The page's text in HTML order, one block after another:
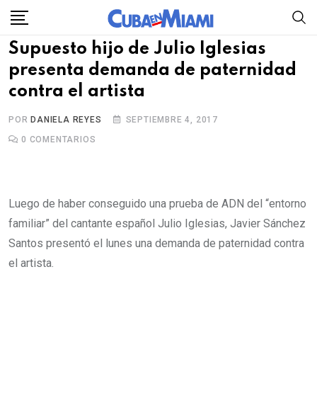
Skip
content
Supuesto hijo de Julio Iglesias
presenta demanda de paternidad
contra el artista
POR DANIELA REYES
SEPTIEMBRE 4, 2017
0 COMENTARIOS
Luego de haber conseguido una prueba de ADN del “entorno
familiar” del cantante español Julio Iglesias, Javier Sánchez
Santos presentó el lunes una demanda de paternidad contra
el artista.